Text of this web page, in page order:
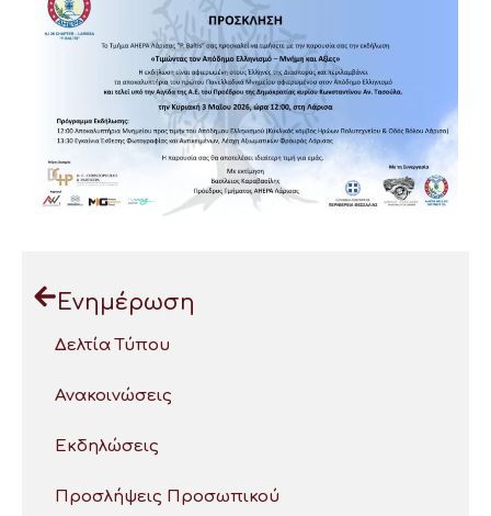
Ενημέρωση
Δελτία Τύπου
Ανακοινώσεις
Εκδηλώσεις
Προσλήψεις Προσωπικού